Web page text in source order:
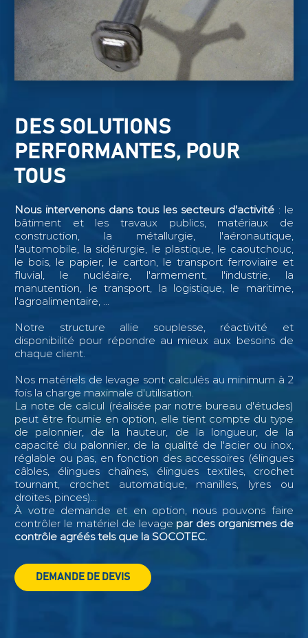
DES SOLUTIONS
PERFORMANTES, POUR
TOUS
Nous intervenons dans tous les secteurs d'activité: le
bâtiment et les travaux publics, matériaux de
construction, la métallurgie, l'aéronautique,
l'automobile, la sidérurgie, le plastique, le caoutchouc,
le bois, le papier, le carton, le transport ferroviaire et
fluvial, le nucléaire, l'armement, l'industrie, la
manutention, le transport, la logistique, le maritime,
l'agroalimentaire, ...
Notre structure allie souplesse, réactivité et
disponibilité pour répondre au mieux aux besoins de
chaque client.
Nos matériels de levage sont calculés au minimum à 2
fois la charge maximale d'utilisation.
La note de calcul (réalisée par notre bureau d'études)
peut être fournie en option, elle tient compte du type
de palonnier, de la hauteur, de la longueur, de la
capacité du palonnier, de la qualité de l'acier ou inox,
réglable ou pas, en fonction des accessoires (élingues
câbles, élingues chaînes, élingues textiles, crochet
tournant, crochet automatique, manilles, lyres ou
droites, pinces)...
À votre demande et en option, nous pouvons faire
contrôler le matériel de levage par des organismes de
contrôle agréés tels que la SOCOTEC.
DEMANDE DE DEVIS